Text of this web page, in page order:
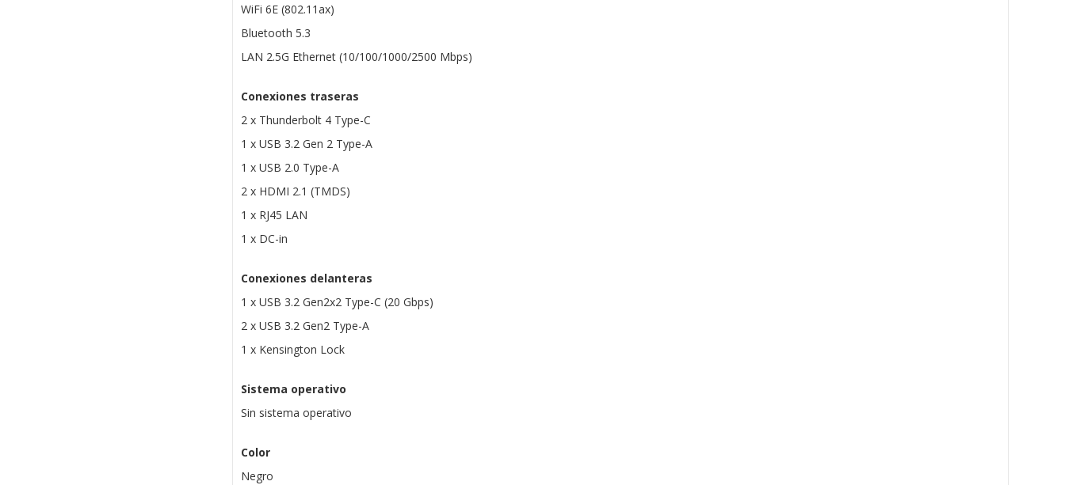
WiFi 6E (802.11ax)
Bluetooth 5.3
LAN 2.5G Ethernet (10/100/1000/2500 Mbps)
Conexiones traseras
2 x Thunderbolt 4 Type-C
1 x USB 3.2 Gen 2 Type-A
1 x USB 2.0 Type-A
2 x HDMI 2.1 (TMDS)
1 x RJ45 LAN
1 x DC-in
Conexiones delanteras
1 x USB 3.2 Gen2x2 Type-C (20 Gbps)
2 x USB 3.2 Gen2 Type-A
1 x Kensington Lock
Sistema operativo
Sin sistema operativo
Color
Negro